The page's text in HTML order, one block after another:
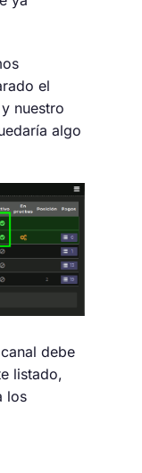
el
nuestro
algo
debe
listado,
los